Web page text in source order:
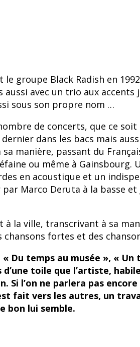
groupe Black Radish en
avec un trio aux
sous son propre nom …
de concerts, que ce
dans les bacs mais
manière, passant du
ou même à Gainsbourg.
en acoustique et un
par Marco Deruta à la basse
à la ville, transcrivant à sa
chansons fortes et des
Du temps au musée », «
toile que l’artiste,
Si l’on ne parlera pas
fait vers les autres, un
bon lui semble.